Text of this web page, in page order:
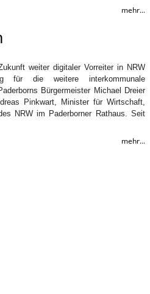
mehr...
weiter digitaler Vorreiter in NRW
für die weitere interkommunale
Bürgermeister Michael Dreier
Pinkwart, Minister für Wirtschaft,
NRW im Paderborner Rathaus. Seit
mehr...